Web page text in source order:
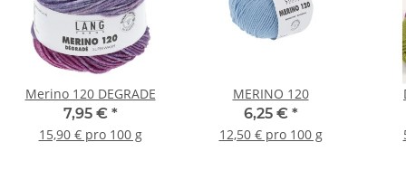
Merino 120 DEGRADE
7,95 € *
15,90 € pro 100 g
MERINO 120
6,25 € *
12,50 € pro 100 g